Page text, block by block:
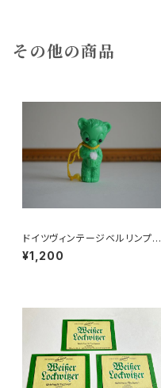
その他の商品
ドイツヴィンテージベルリンプラ
ベア緑176
¥1,200